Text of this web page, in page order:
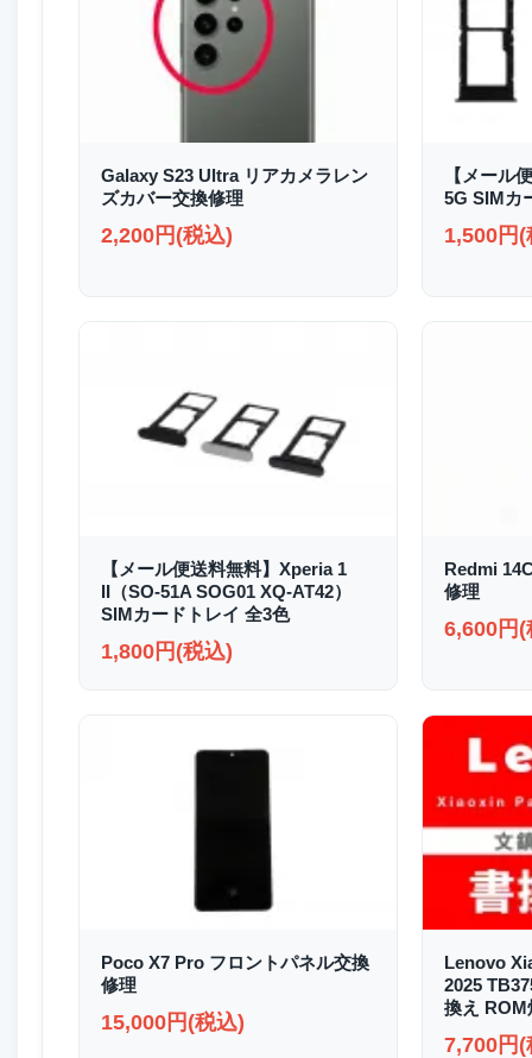
Galaxy S23 Ultra リアカメラレン
ズカバー交換修理
2,200円(税込)
【メール
5G SIMカ
1,500円(
【メール便送料無料】Xperia 1
II（SO-51A SOG01 XQ-AT42）
SIMカードトレイ 全3色
1,800円(税込)
Redmi
修理
6,600円(
Poco X7 Pro フロントパネル交換
修理
15,000円(税込)
Lenovo
2025
換え ROM
7,700円(